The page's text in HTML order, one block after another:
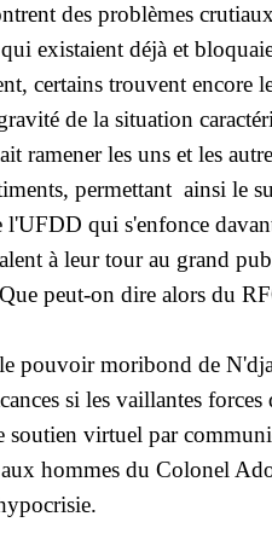
des problèmes
existaient déjà et
certains trouvent encore
de la situation
ramener les uns et les
permettant ainsi le
qui s'enfonce
à leur tour au grand
peut-on dire alors du
pouvoir moribond de
si les vaillantes
virtuel par
hommes du Colonel